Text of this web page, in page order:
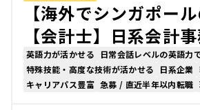
【海外でシンガポール
【会計士】日系会計
英語力が活かせる
日常会話レベルの英語力
特殊技能・高度な技術が活かせる
日系企業
キャリアパス豊富 急募 / 直近半年以内転職